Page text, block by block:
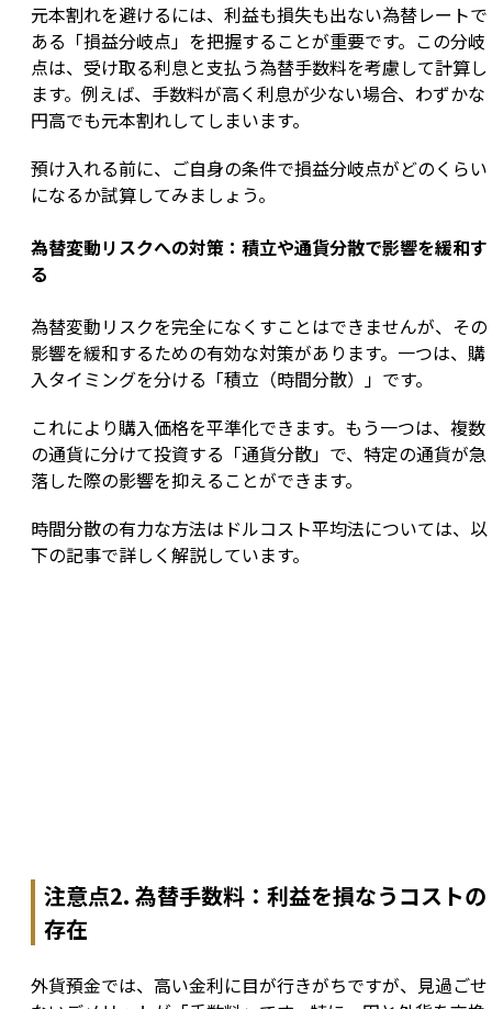
元本割れを避けるには、利益も損失も出ない為替レートで
ある「損益分岐点」を把握することが重要です。この分岐
点は、受け取る利息と支払う為替手数料を考慮して計算し
ます。例えば、手数料が高く利息が少ない場合、わずかな
円高でも元本割れしてしまいます。
預け入れる前に、ご自身の条件で損益分岐点がどのくらい
になるか試算してみましょう。
為替変動リスクへの対策：積立や通貨分散で影響を緩和す
る
為替変動リスクを完全になくすことはできませんが、その
影響を緩和するための有効な対策があります。一つは、購
入タイミングを分ける「積立（時間分散）」です。
これにより購入価格を平準化できます。もう一つは、複数
の通貨に分けて投資する「通貨分散」で、特定の通貨が急
落した際の影響を抑えることができます。
時間分散の有力な方法はドルコスト平均法については、以
下の記事で詳しく解説しています。
注意点2. 為替手数料：利益を損なうコストの
存在
外貨預金では、高い金利に目が行きがちですが、見過ごせ